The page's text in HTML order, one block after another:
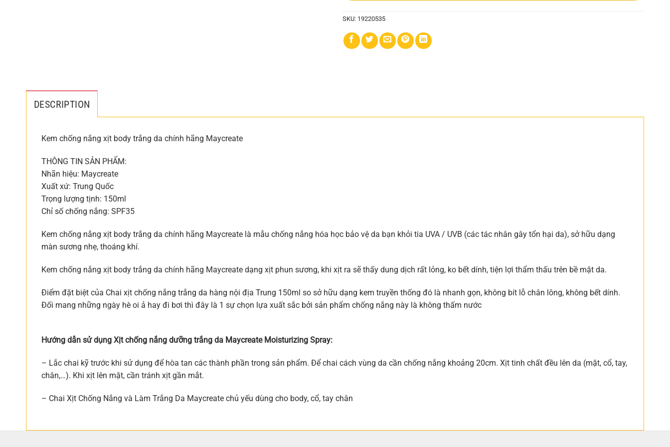
SKU: 19220535
DESCRIPTION
Kem chống nắng xịt body trắng da chính hãng Maycreate
THÔNG TIN SẢN PHẨM:
Nhãn hiệu: Maycreate
Xuất xứ: Trung Quốc
Trọng lượng tịnh: 150ml
Chỉ số chống nắng: SPF35
Kem chống nắng xịt body trắng da chính hãng Maycreate là mẫu chống nắng hóa học bảo vệ da bạn khỏi tia UVA / UVB (các tác nhân gây tổn hại da), sở hữu dạng
màn sương nhẹ, thoáng khí.
Kem chống nắng xịt body trắng da chính hãng Maycreate dạng xịt phun sương, khi xịt ra sẽ thấy dung dịch rất lỏng, ko bết dính, tiện lợi thẩm thấu trên bề mặt da.
Điểm đặt biệt của Chai xịt chống nắng trắng da hàng nội địa Trung 150ml so sở hữu dạng kem truyền thống đó là nhanh gọn, không bít lỗ chân lông, không bết dính.
Đối mang những ngày hè oi ả hay đi bơi thì đây là 1 sự chọn lựa xuất sắc bởi sản phẩm chống nắng này là không thấm nước
Hướng dẫn sử dụng Xịt chống nắng dưỡng trắng da Maycreate Moisturizing Spray:
– Lắc chai kỹ trước khi sử dụng để hòa tan các thành phần trong sản phẩm. Để chai cách vùng da cần chống nắng khoảng 20cm. Xịt tinh chất đều lên da (mặt, cổ, tay,
chân,…). Khi xịt lên mặt, cần tránh xịt gần mắt.
– Chai Xịt Chống Nắng và Làm Trắng Da Maycreate chủ yếu dùng cho body, cổ, tay chân